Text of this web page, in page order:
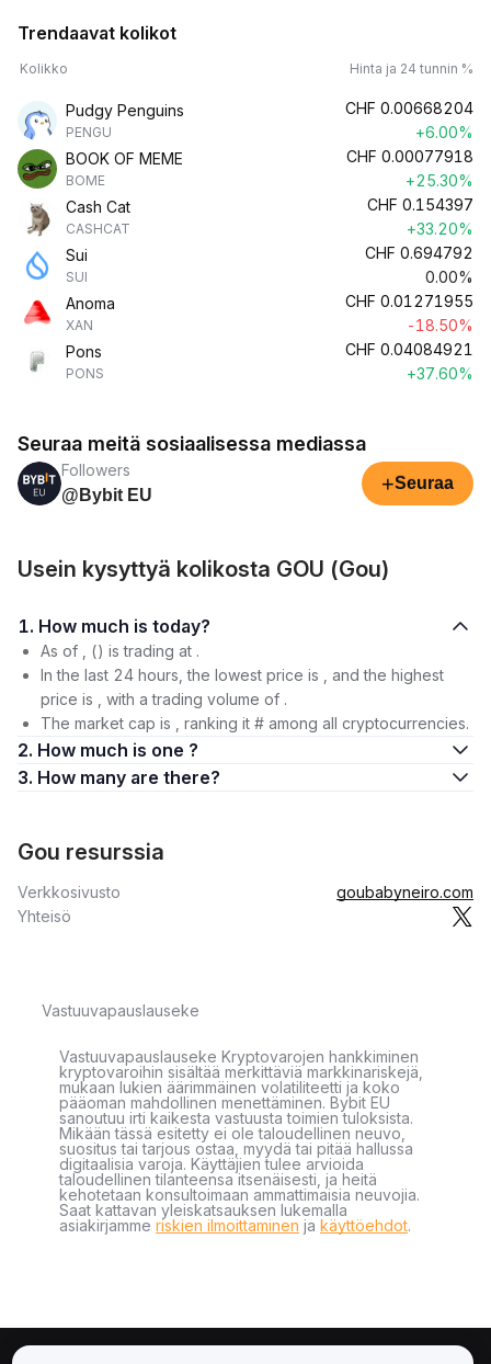
Trendaavat kolikot
Kolikko Hinta ja 24 tunnin %
Pudgy Penguins
PENGU
CHF 0.00668204
+6.00%
BOOK OF MEME
BOME
CHF 0.00077918
+25.30%
Cash Cat
CASHCAT
CHF 0.154397
+33.20%
Sui
SUI
CHF 0.694792
0.00%
Anoma
XAN
CHF 0.01271955
-18.50%
Pons
PONS
CHF 0.04084921
+37.60%
Seuraa meitä sosiaalisessa mediassa
Followers
@Bybit EU
+Seuraa
Usein kysyttyä kolikosta GOU (Gou)
1. How much is today?
As of , () is trading at .
In the last 24 hours, the lowest price is , and the highest
price is , with a trading volume of .
The market cap is , ranking it # among all cryptocurrencies.
2. How much is one ?
3. How many are there?
Gou resurssia
Verkkosivusto
goubabyneiro.com
Yhteisö
Vastuuvapauslauseke
Vastuuvapauslauseke Kryptovarojen hankkiminen
kryptovaroihin sisältää merkittäviä markkinariskejä,
mukaan lukien äärimmäinen volatiliteetti ja koko
pääoman mahdollinen menettäminen. Bybit EU
sanoutuu irti kaikesta vastuusta toimien tuloksista.
Mikään tässä esitetty ei ole taloudellinen neuvo,
suositus tai tarjous ostaa, myydä tai pitää hallussa
digitaalisia varoja. Käyttäjien tulee arvioida
taloudellinen tilanteensa itsenäisesti, ja heitä
kehotetaan konsultoimaan ammattimaisia neuvojia.
Saat kattavan yleiskatsauksen lukemalla
asiakirjamme riskien ilmoittaminen ja käyttöehdot.